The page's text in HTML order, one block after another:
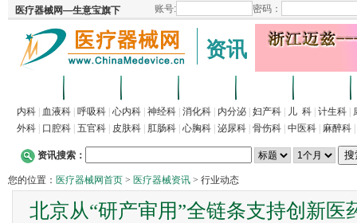
资讯
内科 血液科 呼吸科 心内科 神经科 消化科 内分泌 妇产科 儿 科 计生科
外科
口腔科 五官科 皮肤科 肛肠科 心胸科 泌尿科 骨伤科 中医科 麻醉科
资讯搜索：
您的位置： 医疗器械网首页 > 医疗器械资讯 > 行业动态
北京从“研产审用”全链条支持创新医